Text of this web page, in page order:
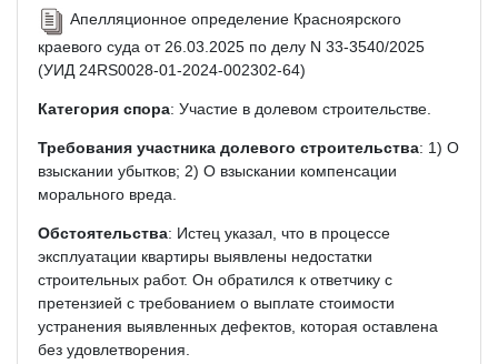
Апелляционное определение Красноярского
краевого суда от 26.03.2025 по делу N 33-3540/2025
(УИД 24RS0028-01-2024-002302-64)
Категория спора: Участие в долевом строительстве.
Требования участника долевого строительства: 1) О
взыскании убытков; 2) О взыскании компенсации
морального вреда.
Обстоятельства: Истец указал, что в процессе
эксплуатации квартиры выявлены недостатки
строительных работ. Он обратился к ответчику с
претензией с требованием о выплате стоимости
устранения выявленных дефектов, которая оставлена
без удовлетворения.